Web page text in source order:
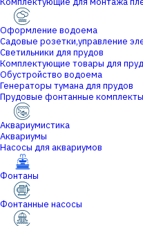
Оформление водоема
Садовые розетки,управление
Светильники для прудов
Комплектующие товары для
Обустройство водоема
Генераторы тумана для прудов
Прудовые фонтанные комплекты
Аквариумистика
Аквариумы
Насосы для аквариумов
Фонтаны
Фонтанные насосы